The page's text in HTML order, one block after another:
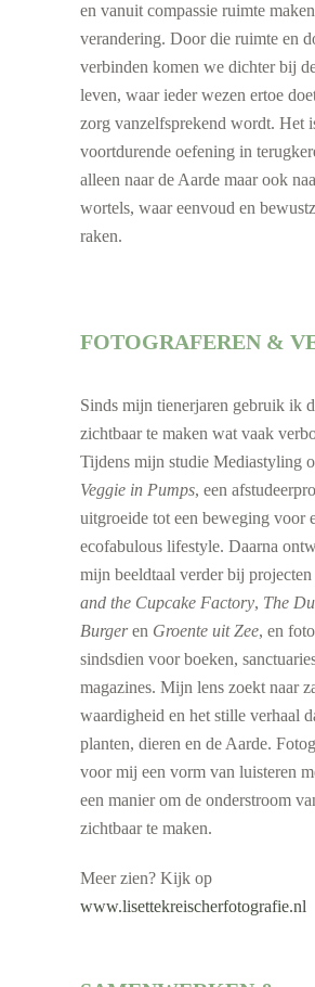
en vanuit compassie ruimte
verandering. Door die ruimte en
verbinden komen we dichter bij
leven, waar ieder wezen ertoe
zorg vanzelfsprekend wordt. Het
voortdurende oefening in
alleen naar de Aarde maar ook
wortels, waar eenvoud en
raken.
FOTOGRAFEREN &
Sinds mijn tienerjaren gebruik ik
zichtbaar te maken wat vaak
Tijdens mijn studie Mediastyling
Veggie in Pumps, een
uitgroeide tot een beweging voor
ecofabulous lifestyle. Daarna
mijn beeldtaal verder bij projecten
and the Cupcake Factory, The
Burgeren Groente uit Zee, en
sindsdien voor boeken,
magazines. Mijn lens zoekt naar
waardigheid en het stille verhaal
planten, dieren en de Aarde.
voor mij een vorm van luisteren
een manier om de onderstroom
zichtbaar te maken.
Meer zien? Kijk op
www.lisettekreischerfotografie.nl